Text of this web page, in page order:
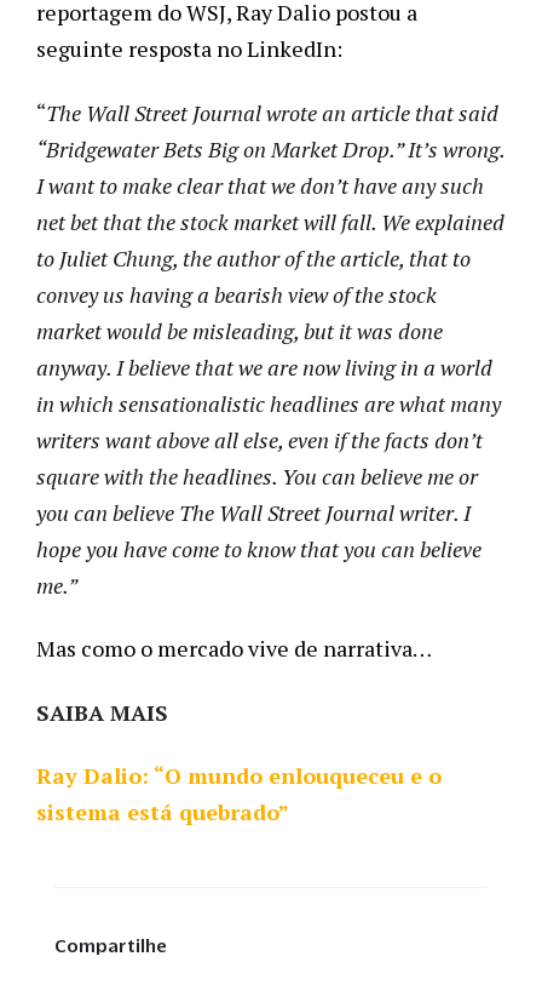
reportagem do WSJ, Ray Dalio postou a
seguinte resposta no LinkedIn:
“The Wall Street Journal wrote an article that said
“Bridgewater Bets Big on Market Drop.” It’s wrong.
I want to make clear that we don’t have any such
net bet that the stock market will fall. We explained
to Juliet Chung, the author of the article, that to
convey us having a bearish view of the stock
market would be misleading, but it was done
anyway. I believe that we are now living in a world
in which sensationalistic headlines are what many
writers want above all else, even if the facts don’t
square with the headlines. You can believe me or
you can believe The Wall Street Journal writer. I
hope you have come to know that you can believe
me.”
Mas como o mercado vive de narrativa…
SAIBA MAIS
Ray Dalio: “O mundo enlouqueceu e o
sistema está quebrado”
Compartilhe